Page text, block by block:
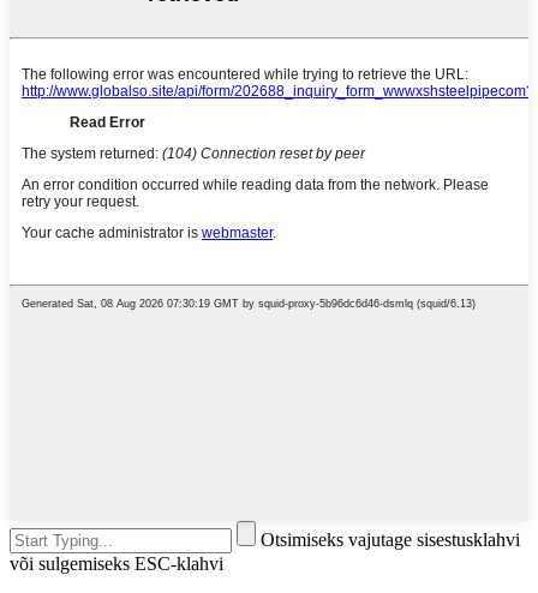
Otsimiseks vajutage sisestusklahvi
või sulgemiseks ESC-klahvi